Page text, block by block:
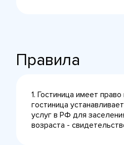
Правила
1. Гостиница имеет
гостиница
услуг в РФ для
возраста -